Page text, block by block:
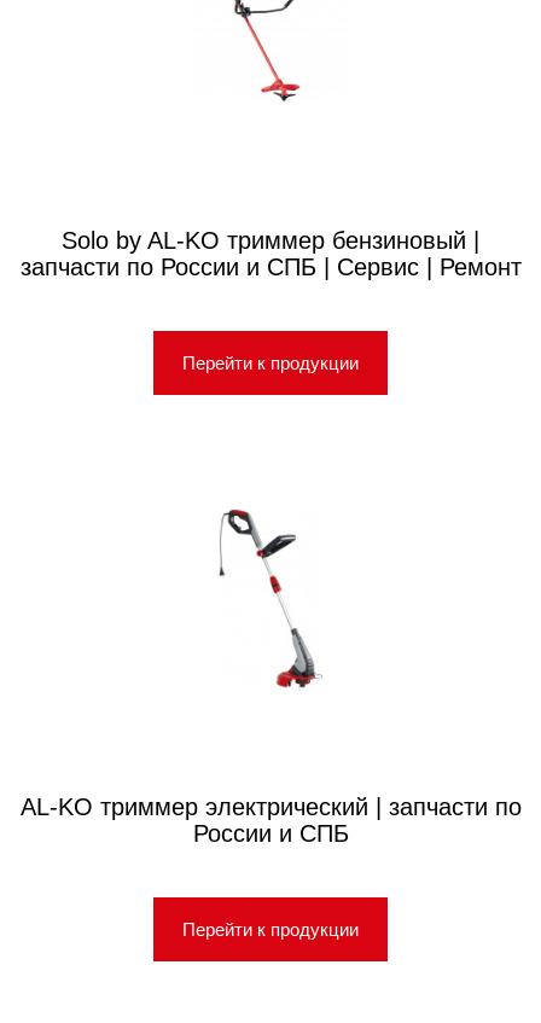
Solo by AL-KO триммер бензиновый |
запчасти по России и СПБ | Сервис | Ремонт
Перейти к продукции
AL-KO триммер электрический | запчасти по
России и СПБ
Перейти к продукции